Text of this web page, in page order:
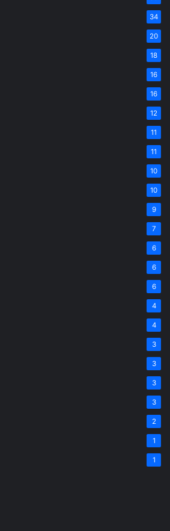
34
20
18
16
16
12
11
11
10
10
9
7
6
6
6
4
4
3
3
3
3
2
1
1